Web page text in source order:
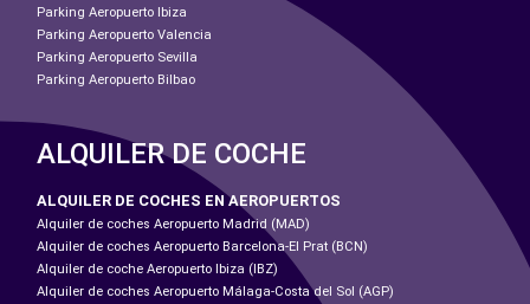
Parking Aeropuerto Ibiza
Parking Aeropuerto Valencia
Parking Aeropuerto Sevilla
Parking Aeropuerto Bilbao
ALQUILER DE COCHE
ALQUILER DE COCHES EN AEROPUERTOS
Alquiler de coches Aeropuerto Madrid (MAD)
Alquiler de coches Aeropuerto Barcelona-El Prat (BCN)
Alquiler de coche Aeropuerto Ibiza (IBZ)
Alquiler de coches Aeropuerto Málaga-Costa del Sol (AGP)